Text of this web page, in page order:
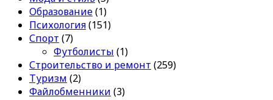
Образование(1)
Психология(151)
Спорт (7)
Футболисты (1)
Строительство и ремонт (259)
Туризм (2)
Файлобменники (3)